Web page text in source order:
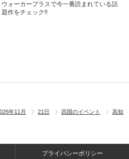
ウォーカープラスで今一番読まれている話
題作をチェック!!
年11月 21日 四国のイベント
高知
プライバシーポリシー